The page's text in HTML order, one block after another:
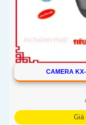
CAMERA
Giá